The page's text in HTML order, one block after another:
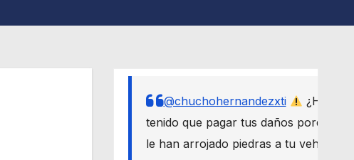
@chuchohernandezxti
¿Has
tenido que pagar tus daños porque
le han arrojado piedras a tu vehículo